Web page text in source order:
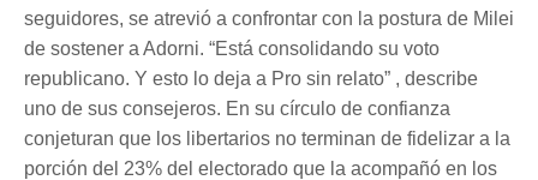
seguidores, se atrevió a confrontar con la postura de Milei
de sostener a Adorni. “Está consolidando su voto
republicano. Y esto lo deja a Pro sin relato” , describe
uno de sus consejeros. En su círculo de confianza
conjeturan que los libertarios no terminan de fidelizar a la
porción del 23% del electorado que la acompañó en los